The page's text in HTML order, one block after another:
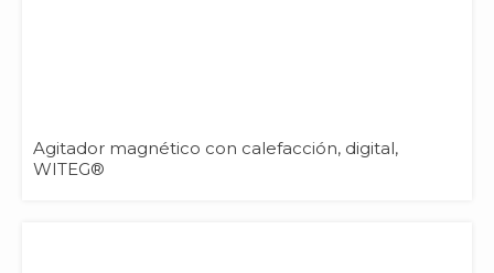
Agitador magnético con calefacción, digital,
WITEG®